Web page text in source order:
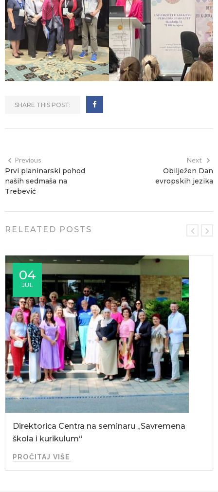
SHARE THIS POST:
Previous
Prvi planinarski pohod
naših sedmaša na
Trebević
Next
Obilježen Dan
evropskih jezika
RELEATED POSTS
04
JUL
Direktorica Centra na seminaru „Savremena
škola i kurikulum“
PROČITAJ VIŠE